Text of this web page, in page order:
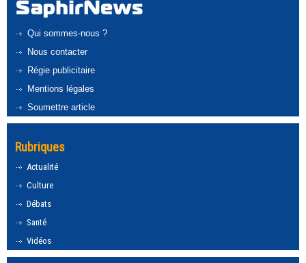
Qui sommes-nous ?
Nous contacter
Régie publicitaire
Mentions légales
Soumettre article
Rubriques
Actualité
Culture
Débats
Santé
Vidéos